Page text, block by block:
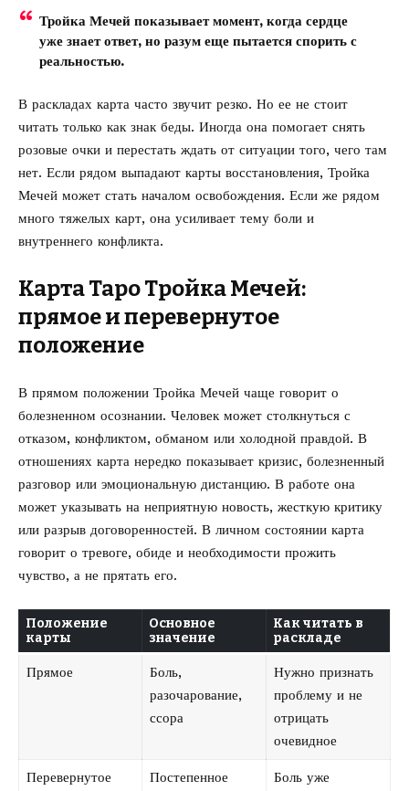
Тройка Мечей показывает момент, когда сердце
уже знает ответ, но разум еще пытается спорить с
реальностью.
В раскладах карта часто звучит резко. Но ее не стоит
читать только как знак беды. Иногда она помогает снять
розовые очки и перестать ждать от ситуации того, чего там
нет. Если рядом выпадают карты восстановления, Тройка
Мечей может стать началом освобождения. Если же рядом
много тяжелых карт, она усиливает тему боли и
внутреннего конфликта.
Карта Таро Тройка Мечей:
прямое и перевернутое
положение
В прямом положении Тройка Мечей чаще говорит о
болезненном осознании. Человек может столкнуться с
отказом, конфликтом, обманом или холодной правдой. В
отношениях карта нередко показывает кризис, болезненный
разговор или эмоциональную дистанцию. В работе она
может указывать на неприятную новость, жесткую критику
или разрыв договоренностей. В личном состоянии карта
говорит о тревоге, обиде и необходимости прожить
чувство, а не прятать его.
Положение
карты
Основное
значение
Как читать в
раскладе
Прямое
Боль,
разочарование,
ссора
Нужно признать
проблему и не
отрицать
очевидное
Перевернутое
Постепенное
Боль уже